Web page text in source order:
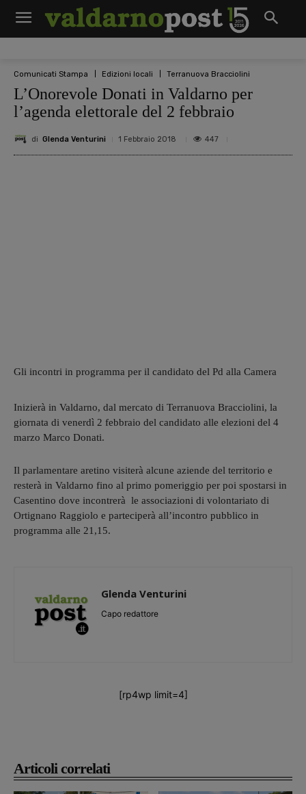
Comunicati Stampa Edizioni locali Terranuova Bracciolini
L’Onorevole Donati in Valdarno per
l’agenda elettorale del 2 febbraio
di Glenda Venturini 1 Febbraio 2018 447
Articoli correlati
Gli incontri in programma per il candidato del Pd alla Camera
Inizierà in Valdarno, dal mercato di Terranuova Bracciolini, la
giornata di venerdì 2 febbraio del candidato alle elezioni del 4
marzo Marco Donati.
Il parlamentare aretino visiterà alcune aziende del territorio e
resterà in Valdarno fino al primo pomeriggio per poi spostarsi in
Casentino dove incontrerà le associazioni di volontariato di
Ortignano Raggiolo e parteciperà all’incontro pubblico in
programma alle 21,15.
Glenda Venturini
Capo redattore
[rp4wp limit=4]